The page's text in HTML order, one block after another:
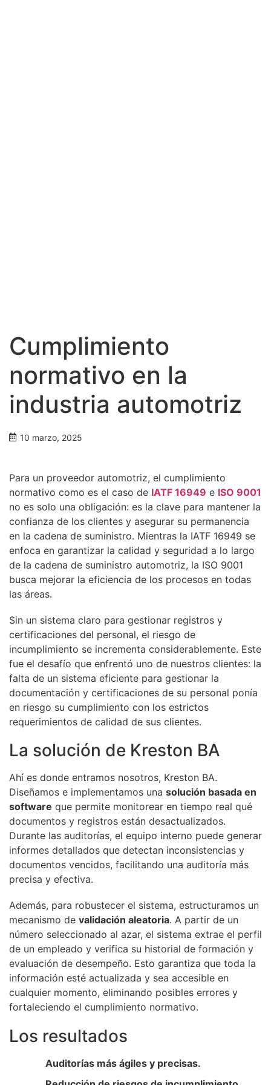
Cumplimiento
normativo en la
industria automotriz
10 marzo, 2025
Para un proveedor automotriz, el cumplimiento
normativo como es el caso de IATF 16949 e ISO 9001
no es solo una obligación: es la clave para mantener la
confianza de los clientes y asegurar su permanencia
en la cadena de suministro. Mientras la IATF 16949 se
enfoca en garantizar la calidad y seguridad a lo largo
de la cadena de suministro automotriz, la ISO 9001
busca mejorar la eficiencia de los procesos en todas
las áreas.
Sin un sistema claro para gestionar registros y
certificaciones del personal, el riesgo de
incumplimiento se incrementa considerablemente. Este
fue el desafío que enfrentó uno de nuestros clientes: la
falta de un sistema eficiente para gestionar la
documentación y certificaciones de su personal ponía
en riesgo su cumplimiento con los estrictos
requerimientos de calidad de sus clientes.
La solución de Kreston BA
Ahí es donde entramos nosotros, Kreston BA.
Diseñamos e implementamos una solución basada en
software que permite monitorear en tiempo real qué
documentos y registros están desactualizados.
Durante las auditorías, el equipo interno puede generar
informes detallados que detectan inconsistencias y
documentos vencidos, facilitando una auditoría más
precisa y efectiva.
Además, para robustecer el sistema, estructuramos un
mecanismo de validación aleatoria. A partir de un
número seleccionado al azar, el sistema extrae el perfil
de un empleado y verifica su historial de formación y
evaluación de desempeño. Esto garantiza que toda la
información esté actualizada y sea accesible en
cualquier momento, eliminando posibles errores y
fortaleciendo el cumplimiento normativo.
Los resultados
Auditorías más ágiles y precisas.